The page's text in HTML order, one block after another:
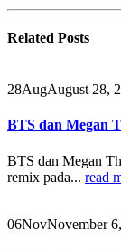
Related Posts
28AugAugust 28,
BTS dan Megan
BTS dan Megan
remix pada... read
06NovNovember